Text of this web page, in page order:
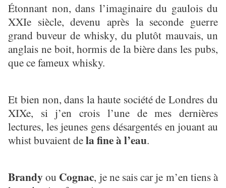
Étonnant non, dans l’imaginaire du gaulois du
XXIe siècle, devenu après la seconde guerre
grand buveur de whisky, du plutôt mauvais, un
anglais ne boit, hormis de la bière dans les pubs,
que ce fameux whisky.
Et bien non, dans la haute société de Londres du
XIXe, si j’en crois l’une de mes dernières
lectures, les jeunes gens désargentés en jouant au
whist buvaient dela fine à l’eau.
Brandyou Cognac, je ne sais car je m’en tiens à